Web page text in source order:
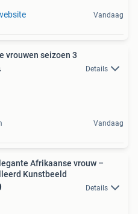
Vandaag
vrouwen seizoen 3
Details
Vandaag
Afrikaanse vrouw –
Kunstbeeld
Details